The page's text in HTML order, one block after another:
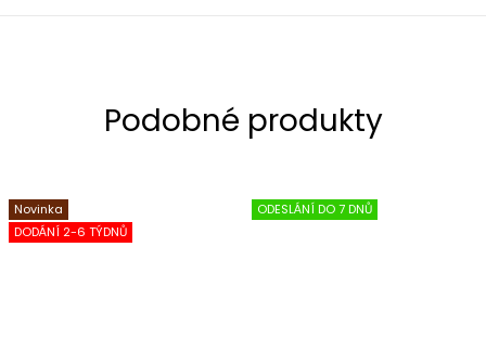
Novinka
DODÁNÍ 2-6 TÝDNŮ
ODESLÁNÍ DO 7 DNŮ